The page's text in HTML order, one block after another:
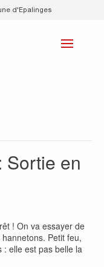
d'Epalinges
Sortie en
! On va essayer de
Petit feu,
: elle est pas belle la